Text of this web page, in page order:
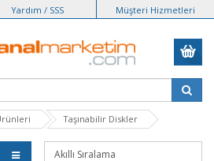
Yardım / SSS Müşteri Hizmetleri
Taşınabilir Diskler